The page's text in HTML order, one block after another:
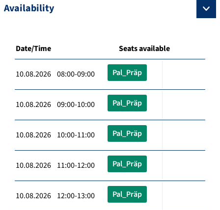
Availability
Date/Time Seats available
10.08.2026 08:00-09:00 Pal_Präp
10.08.2026 09:00-10:00 Pal_Präp
10.08.2026 10:00-11:00 Pal_Präp
10.08.2026 11:00-12:00 Pal_Präp
10.08.2026 12:00-13:00 Pal_Präp